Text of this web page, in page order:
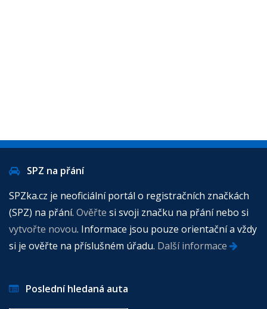
SPZ na přání
SPZka.cz je neoficiální portál o registračních značkách
(SPZ) na přání. Ověřte si svoji značku na přání nebo si
vytvořte novou. Informace jsou pouze orientační a vždy
si je ověřte na příslušném úřadu. Další informace
Poslední hledaná auta